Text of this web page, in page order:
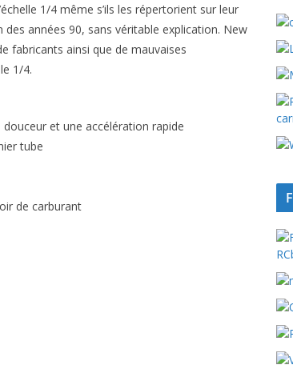
1/4 même s’ils les répertorient sur leur
années 90, sans véritable explication. New
fabricants ainsi que de mauvaises
1/4.
et une accélération rapide
tube
de carburant